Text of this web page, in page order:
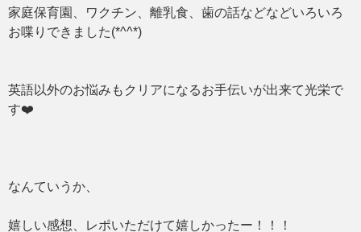
家庭保育園、ワクチン、離乳食、歯の話などなどいろいろ
お喋りできました(*^^*)
英語以外のお悩みもクリアになるお手伝いが出来て光栄で
す❤️
なんていうか、
嬉しい感想、レポいただけて嬉しかったー！！！